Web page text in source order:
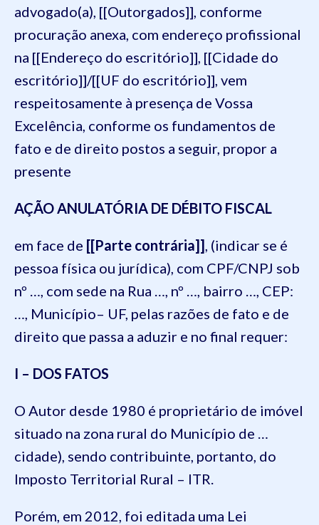
advogado(a), [[Outorgados]], conforme
procuração anexa, com endereço profissional
na [[Endereço do escritório]], [[Cidade do
escritório]]/[[UF do escritório]], vem
respeitosamente à presença de Vossa
Excelência, conforme os fundamentos de
fato e de direito postos a seguir, propor a
presente
AÇÃO ANULATÓRIA DE DÉBITO FISCAL
em face de [[Parte contrária]], (indicar se é
pessoa física ou jurídica), com CPF/CNPJ sob
nº …, com sede na Rua …, nº …, bairro …, CEP:
…, Município– UF, pelas razões de fato e de
direito que passa a aduzir e no final requer:
I – DOS FATOS
O Autor desde 1980 é proprietário de imóvel
situado na zona rural do Município de …
cidade), sendo contribuinte, portanto, do
Imposto Territorial Rural – ITR.
Porém, em 2012, foi editada uma Lei